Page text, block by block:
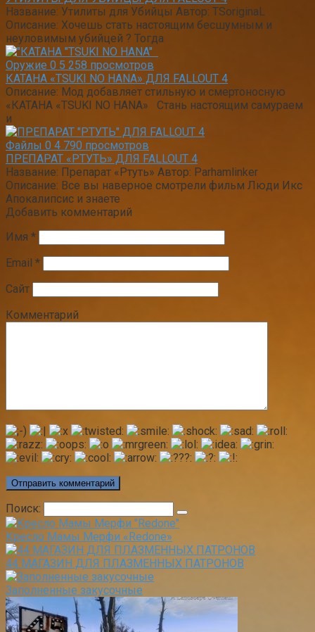
Название: Утилиты для Убийцы Автор: TSoriginaL
Описание: Хочешь стать настоящим бесшумным и
неуловимым убийцей ? Тогда
Оружие 0 5 258 просмотров
КАТАНА «TSUKI NO HANA» ДЛЯ FALLOUT 4
Описание: Мод добавляет стильную и смертоносную
«КАТАНА «TSUKI NO HANA» Стань настоящим самураем
и
Файлы 0 4 790 просмотров
ПРЕПАРАТ «РТУТЬ» ДЛЯ FALLOUT 4
Название: Препарат «Ртуть» Автор: Parhamlinker
Описание: Все вы наверное смотрели фильм Люди Икс
Апокалипсис и знаете
Добавить комментарий
Имя *
Email *
Сайт
Комментарий
Поиск:
Кресло Мамы Мерфи «Redone»
44 МАГАЗИН ДЛЯ ПЛАЗМЕННЫХ ПАТРОНОВ
Заполненные закусочные